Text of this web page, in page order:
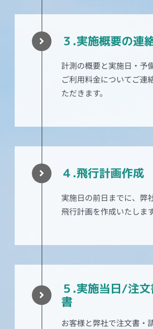
３.実施概要の連
計測の概要と実施日・予
ご利用料金についてご連
ただきます。
４.飛行計画作成
実施日の前日までに、弊
飛行計画を作成いたします
５.実施当日/注
書
お客様と弊社で注文書・